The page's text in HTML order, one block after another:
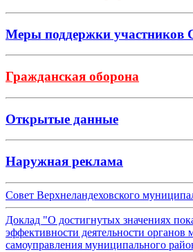
Меры поддержки участников
Гражданская оборона
Открытые данные
Наружная реклама
Совет Верхнеландеховского
Доклад "О достигнутых значениях
эффективности деятельности органов
самоуправления муниципального